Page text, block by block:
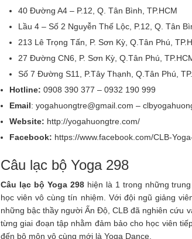
40 Đường A4 – P.12, Q. Tân Bình, TP.HCM
Lầu 4 – Số 2 Nguyễn Thế Lộc, P.12, Q. Tân
213 Lê Trọng Tấn, P. Sơn Kỳ, Q.Tân Phú,
27 Đường CN6, P. Sơn Kỳ, Q.Tân Phú,
Số 7 Đường S11, P.Tây Thạnh, Q.Tân Phú,
Hotline: 0908 390 377 – 0932 190 999
Email: yogahuongtre@gmail.com –
Website: http://yogahuongtre.com/
Facebook: https://www.facebook.com/CLB-
Câu lạc bộ Yoga 298
Câu lạc bộ Yoga 298hiện là 1 trong những trung
học viên vô cùng tín nhiệm. Với đội ngũ giảng
những bậc thầy người Ấn Độ, CLB đã nghiên cứu
từng giai đoạn tập nhằm đảm bảo cho học viên
đến bộ môn vô cùng mới là Yoga Dance.